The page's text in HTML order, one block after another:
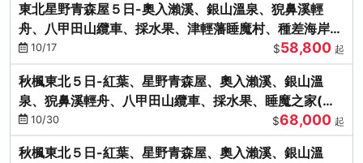
東北星野青森屋５日-奧入瀨溪、銀山溫泉、猊鼻溪輕
舟、八甲田山纜車、採水果、津輕藩睡魔村、種差海岸
(不進免稅店)
10/17 $58,800 起
秋楓東北５日-紅葉、星野青森屋、奧入瀨溪、銀山溫
泉、猊鼻溪輕舟、八甲田山纜車、採水果、睡魔之家(不
進免稅店)
10/30 $68,000 起
秋楓東北５日-紅葉、星野青森屋、奧入瀨溪、銀山溫